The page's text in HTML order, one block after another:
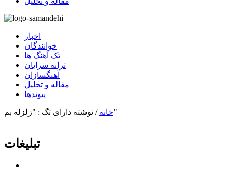
اخبار
خوانندگان
تک آهنگ ها
ترانه سرایان
آهنگسازان
مقاله و تحلیل
پیوندها
خانه / نوشته دارای تگ : "زلزله بم"
تبلیغات